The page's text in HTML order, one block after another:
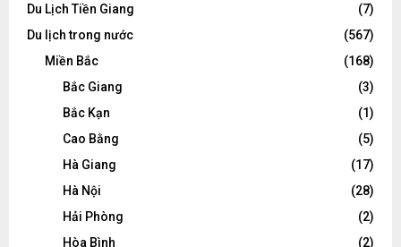
Du Lịch Tiền Giang
(7)
Du lịch trong nước
(567)
Miền Bắc
(168)
Bắc Giang
(3)
Bắc Kạn
(1)
Cao Bằng
(5)
Hà Giang
(17)
Hà Nội
(28)
Hải Phòng
(2)
Hòa Bình
(2)